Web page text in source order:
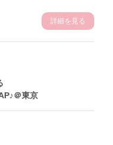
詳細を見る
＠東京